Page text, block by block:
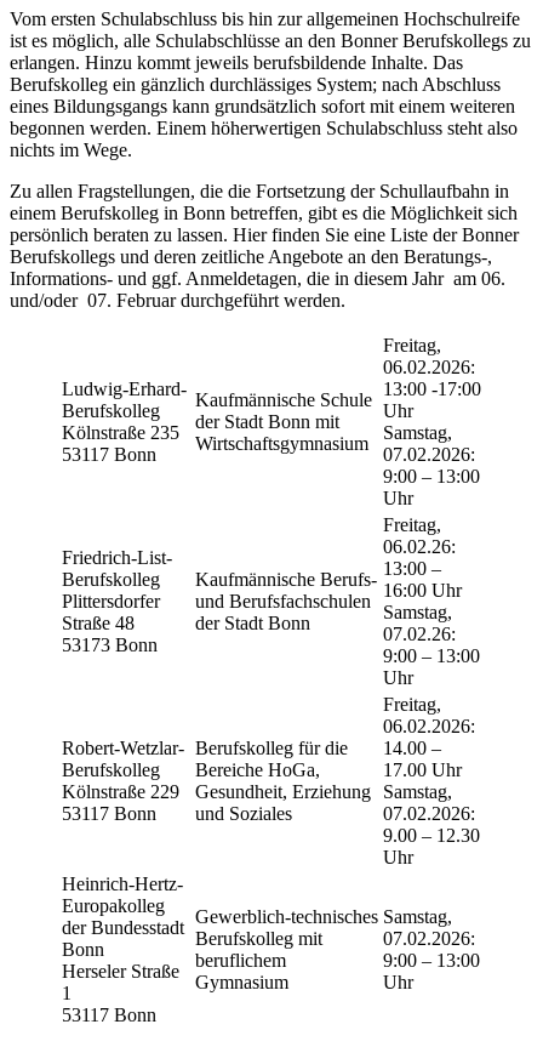
Vom ersten Schulabschluss bis hin zur allgemeinen Hochschulreife
ist es möglich, alle Schulabschlüsse an den Bonner Berufskollegs zu
erlangen. Hinzu kommt jeweils berufsbildende Inhalte. Das
Berufskolleg ein gänzlich durchlässiges System; nach Abschluss
eines Bildungsgangs kann grundsätzlich sofort mit einem weiteren
begonnen werden. Einem höherwertigen Schulabschluss steht also
nichts im Wege.
Zu allen Fragstellungen, die die Fortsetzung der Schullaufbahn in
einem Berufskolleg in Bonn betreffen, gibt es die Möglichkeit sich
persönlich beraten zu lassen. Hier finden Sie eine Liste der Bonner
Berufskollegs und deren zeitliche Angebote an den Beratungs-,
Informations- und ggf. Anmeldetagen, die in diesem Jahr am 06.
und/oder 07. Februar durchgeführt werden.
Ludwig-Erhard-
Berufskolleg
Kölnstraße 235
53117 Bonn
Kaufmännische Schule
der Stadt Bonn mit
Wirtschaftsgymnasium
Freitag,
06.02.2026:
13:00 -17:00
Uhr
Samstag,
07.02.2026:
9:00 – 13:00
Uhr
Friedrich-List-
Berufskolleg
Plittersdorfer
Straße 48
53173 Bonn
Kaufmännische Berufs-
und Berufsfachschulen
der Stadt Bonn
Freitag,
06.02.26:
13:00 –
16:00 Uhr
Samstag,
07.02.26:
9:00 – 13:00
Uhr
Robert-Wetzlar-
Berufskolleg
Kölnstraße 229
53117 Bonn
Berufskolleg für die
Bereiche HoGa,
Gesundheit, Erziehung
und Soziales
Freitag,
06.02.2026:
14.00 –
17.00 Uhr
Samstag,
07.02.2026:
9.00 – 12.30
Uhr
Heinrich-Hertz-
Europakolleg
der Bundesstadt
Bonn
Herseler Straße
1
53117 Bonn
Gewerblich-technisches
Berufskolleg mit
beruflichem
Gymnasium
Samstag,
07.02.2026:
9:00 – 13:00
Uhr